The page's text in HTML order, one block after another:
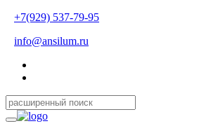
+7(929) 537-79-95
info@ansilum.ru